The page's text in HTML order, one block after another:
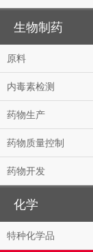
生物制药
原料
内毒素检测
药物生产
药物质量控制
药物开发
化学
特种化学品